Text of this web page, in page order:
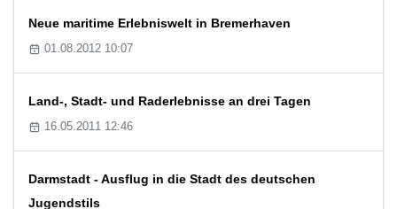
Neue maritime Erlebniswelt in Bremerhaven
01.08.2012 10:07
Land-, Stadt- und Raderlebnisse an drei Tagen
16.05.2011 12:46
Darmstadt - Ausflug in die Stadt des deutschen
Jugendstils